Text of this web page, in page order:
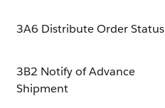
3A6 Distribute Order Status
3B2 Notify of Advance
Shipment